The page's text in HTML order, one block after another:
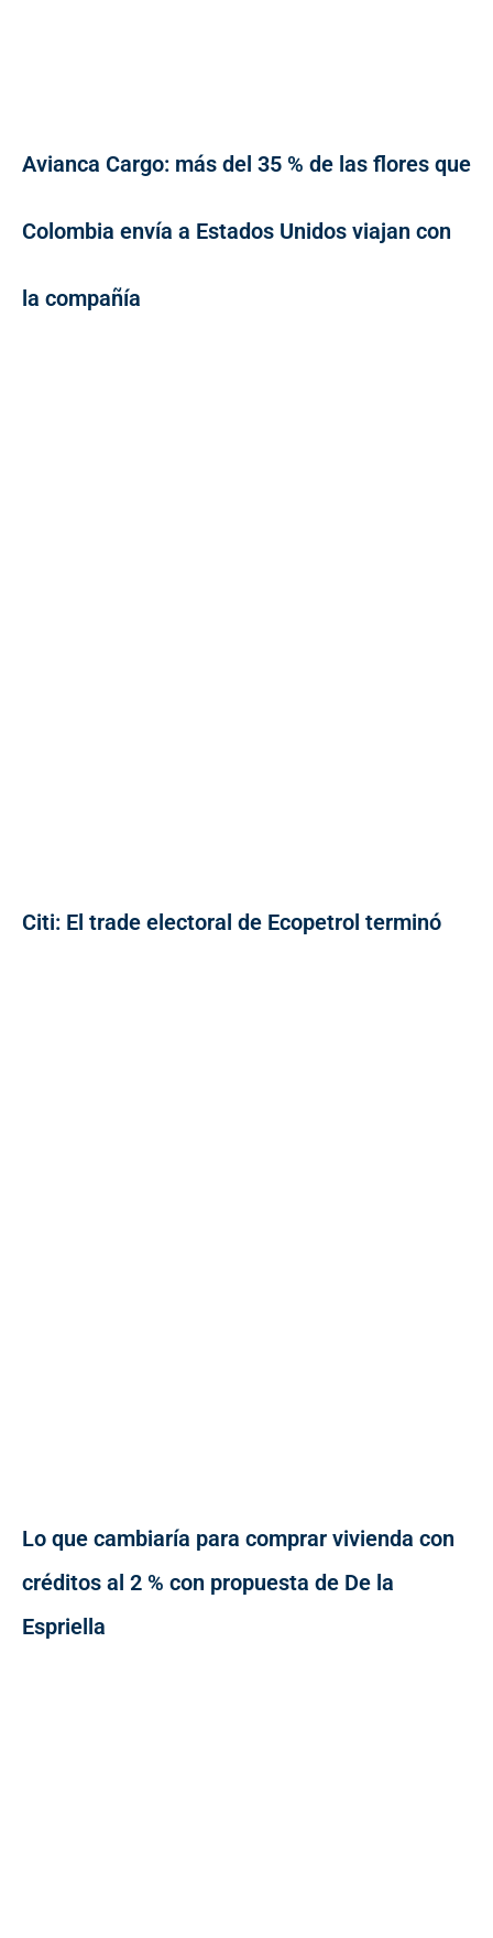
Avianca Cargo: más del 35 % de las flores que
Colombia envía a Estados Unidos viajan con
la compañía
Citi: El trade electoral de Ecopetrol terminó
Lo que cambiaría para comprar vivienda con
créditos al 2 % con propuesta de De la
Espriella